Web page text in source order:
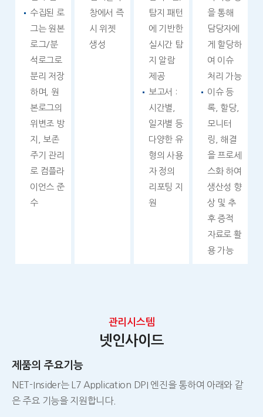
수집된 로
그는 원본
로그/분
석로그로
분리 저장
하며, 원
본로그의
위변조 방
지, 보존
주기 관리
로 컴플라
이언스 준
수
창에서 즉
시 위젯
생성
탐지 패턴
에 기반한
실시간 탐
지 알람
제공
보고서 :
시간별,
일자별 등
다양한 유
형의 사용
자 정의
리포팅 지
원
을 통해
담당자에
게 할당하
여 이슈
처리 가능
이슈 등
록, 할당,
모니터
링, 해결
을 프로세
스화 하여
생산성 향
상 및 추
후 증적
자료로 활
용 가능
관리시스템
넷인사이드
제품의 주요기능
NET-Insider는 L7 Application DPI 엔진을 통하여 아래와 같
은 주요 기능을 지원합니다.